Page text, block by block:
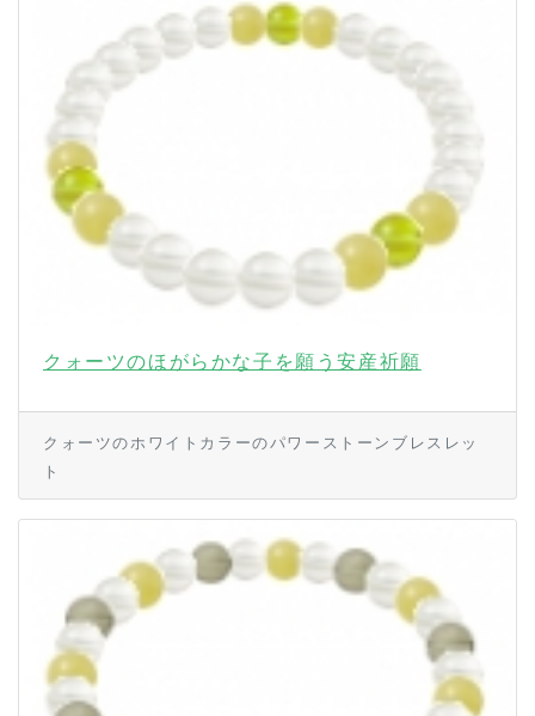
クォーツのほがらかな子を願う安産祈願
クォーツのホワイトカラーのパワーストーンブレスレッ
ト